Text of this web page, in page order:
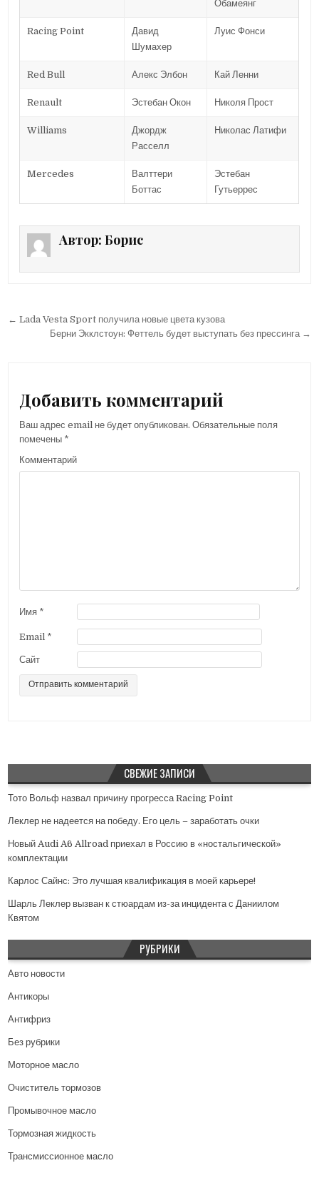
Обамеянг
Racing Point
Давид
Шумахер
Луис Фонси
Red Bull Алекс Элбон Кай Ленни
Renault Эстебан Окон Николя Прост
Williams
Джордж
Расселл
Николас Латифи
Mercedes
Валттери
Боттас
Эстебан
Гутьеррес
Автор: Борис
ц
и
п
и
я
м
← Lada Vesta Sport получила новые цвета кузова
Берни Экклстоун: Феттель будет выступать без прессинга →
Добавить комментарий
Ваш адрес email не будет опубликован. Обязательные поля
помечены *
Комментарий
Имя *
Email *
Сайт
СВЕЖИЕ ЗАПИСИ
Тото Вольф назвал причину прогресса Racing Point
Леклер не надеется на победу. Его цель – заработать очки
Новый Audi A6 Allroad приехал в Россию в «ностальгической»
комплектации
Карлос Сайнс: Это лучшая квалификация в моей карьере!
Шарль Леклер вызван к стюардам из-за инцидента с Даниилом
Квятом
РУБРИКИ
Авто новости
Антикоры
Антифриз
Без рубрики
Моторное масло
Очиститель тормозов
Промывочное масло
Тормозная жидкость
Трансмиссионное масло